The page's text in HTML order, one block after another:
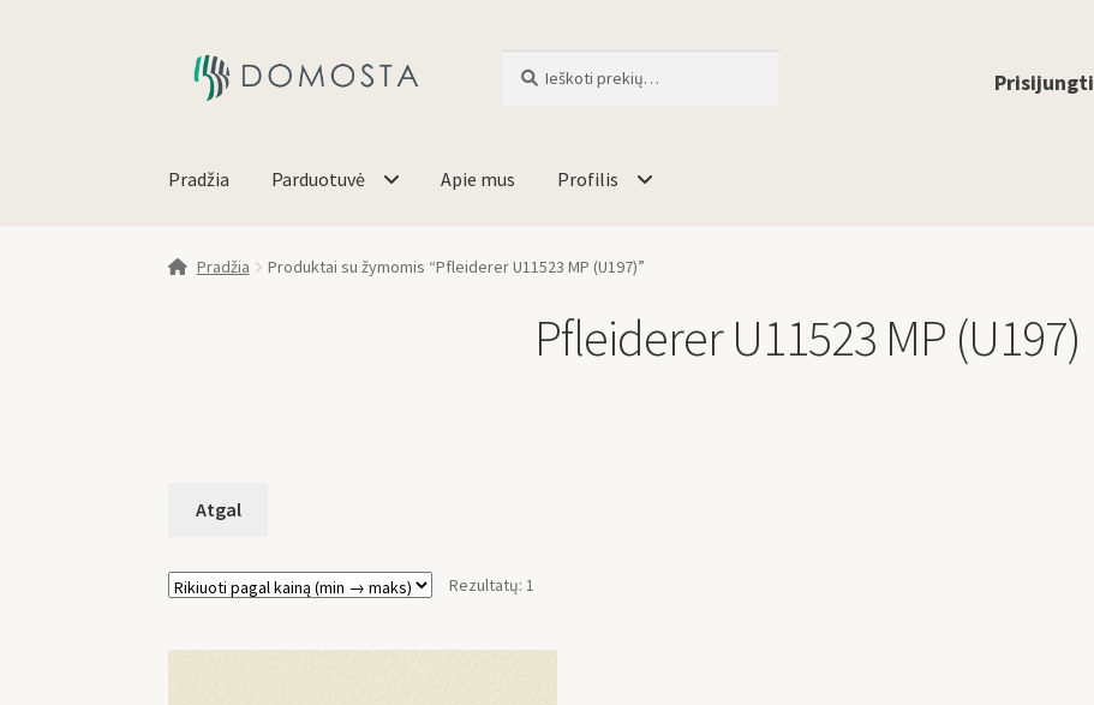
Prisijungti
Pradžia Parduotuvė Apie mus Profilis
Pradžia Produktai su žymomis “Pfleiderer U11523 MP (U197)”
Pfleiderer U11523 MP (U197)
Rezultatų: 1